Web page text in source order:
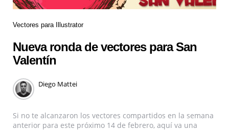
Vectores para Illustrator
Nueva ronda de vectores para San
Valentín
Diego Mattei
Si no te alcanzaron los vectores compartidos en la semana
anterior para este próximo 14 de febrero, aquí va una